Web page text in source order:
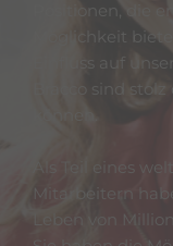
Positionen, die
Möglichkeit
Einfluss auf
Bracco sind
Als Teil eines
Mitarbeitern
Leben von